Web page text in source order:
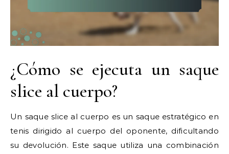
¿Cómo se ejecuta un saque
slice al cuerpo?
Un saque slice al cuerpo es un saque estratégico en
tenis dirigido al cuerpo del oponente, dificultando
su devolución. Este saque utiliza una combinación